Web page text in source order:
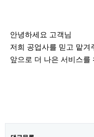
안녕하세요 고객님
저희 공업사를 믿고 맡겨
앞으로 더 나은 서비스를